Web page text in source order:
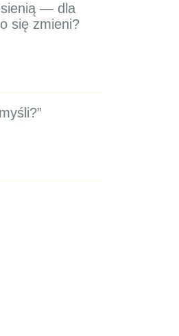
— dla
się zmieni?